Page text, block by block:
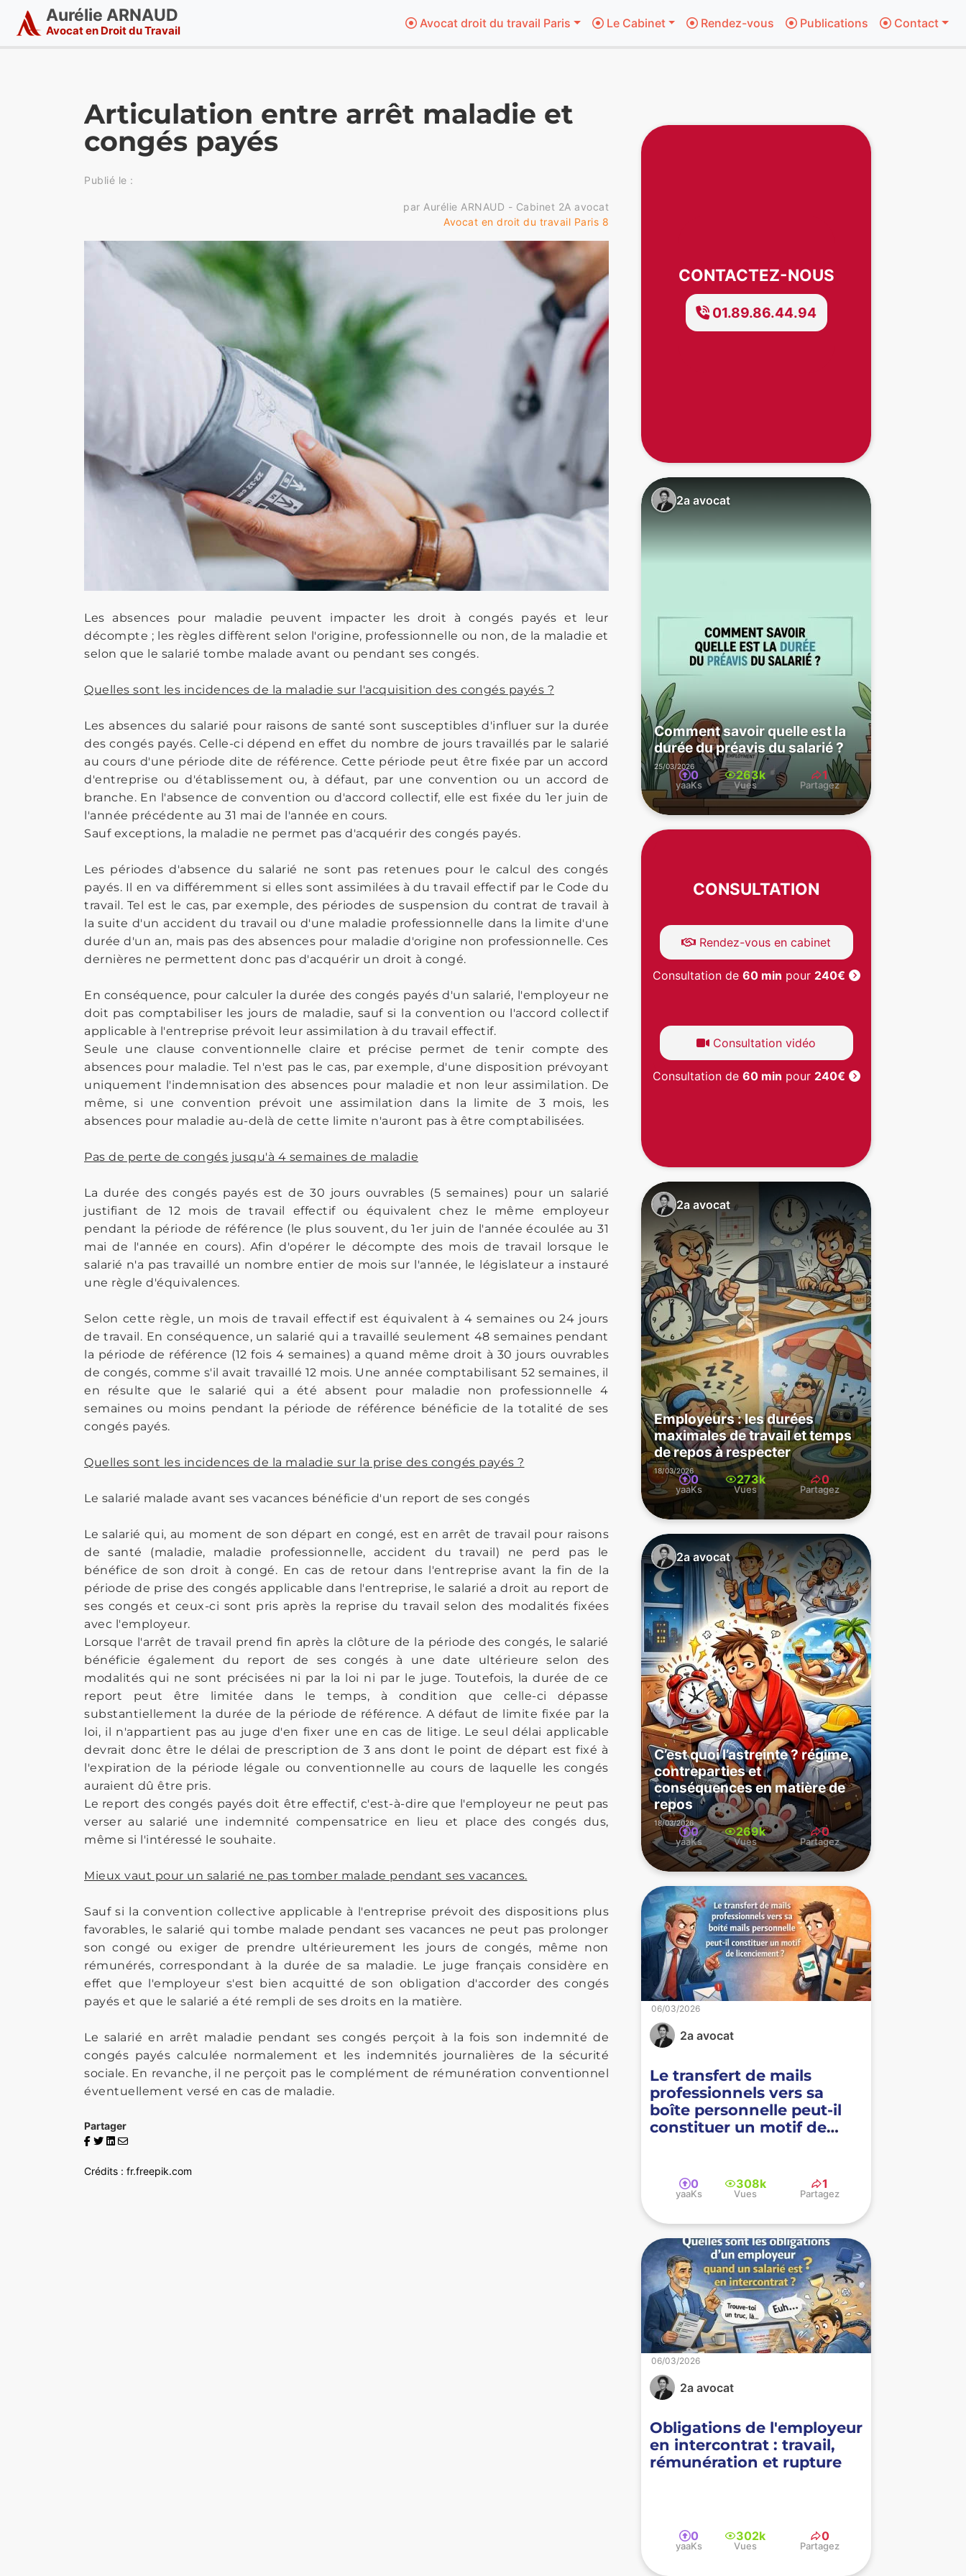
Aurélie ARNAUD
Avocat en Droit du Travail
Avocat droit du travail Paris Le Cabinet Rendez-vous Publications Contact
Articulation entre arrêt maladie et
congés payés
Publié le :
par Aurélie ARNAUD - Cabinet 2A avocat
Avocat en droit du travail Paris 8
Les absences pour maladie peuvent impacter les droit à congés payés et leur
décompte ; les règles diffèrent selon l'origine, professionnelle ou non, de la maladie et
selon que le salarié tombe malade avant ou pendant ses congés.
Quelles sont les incidences de la maladie sur l'acquisition des congés payés ?
Les absences du salarié pour raisons de santé sont susceptibles d'influer sur la durée
des congés payés. Celle-ci dépend en effet du nombre de jours travaillés par le salarié
au cours d'une période dite de référence. Cette période peut être fixée par un accord
d'entreprise ou d'établissement ou, à défaut, par une convention ou un accord de
branche. En l'absence de convention ou d'accord collectif, elle est fixée du 1er juin de
l'année précédente au 31 mai de l'année en cours.
Sauf exceptions, la maladie ne permet pas d'acquérir des congés payés.
Les périodes d'absence du salarié ne sont pas retenues pour le calcul des congés
payés. Il en va différemment si elles sont assimilées à du travail effectif par le Code du
travail. Tel est le cas, par exemple, des périodes de suspension du contrat de travail à
la suite d'un accident du travail ou d'une maladie professionnelle dans la limite d'une
durée d'un an, mais pas des absences pour maladie d'origine non professionnelle. Ces
dernières ne permettent donc pas d'acquérir un droit à congé.
En conséquence, pour calculer la durée des congés payés d'un salarié, l'employeur ne
doit pas comptabiliser les jours de maladie, sauf si la convention ou l'accord collectif
applicable à l'entreprise prévoit leur assimilation à du travail effectif.
Seule une clause conventionnelle claire et précise permet de tenir compte des
absences pour maladie. Tel n'est pas le cas, par exemple, d'une disposition prévoyant
uniquement l'indemnisation des absences pour maladie et non leur assimilation. De
même, si une convention prévoit une assimilation dans la limite de 3 mois, les
absences pour maladie au-delà de cette limite n'auront pas à être comptabilisées.
Pas de perte de congés jusqu'à 4 semaines de maladie
La durée des congés payés est de 30 jours ouvrables (5 semaines) pour un salarié
justifiant de 12 mois de travail effectif ou équivalent chez le même employeur
pendant la période de référence (le plus souvent, du 1er juin de l'année écoulée au 31
mai de l'année en cours). Afin d'opérer le décompte des mois de travail lorsque le
salarié n'a pas travaillé un nombre entier de mois sur l'année, le législateur a instauré
une règle d'équivalences.
Selon cette règle, un mois de travail effectif est équivalent à 4 semaines ou 24 jours
de travail. En conséquence, un salarié qui a travaillé seulement 48 semaines pendant
la période de référence (12 fois 4 semaines) a quand même droit à 30 jours ouvrables
de congés, comme s'il avait travaillé 12 mois. Une année comptabilisant 52 semaines, il
en résulte que le salarié qui a été absent pour maladie non professionnelle 4
semaines ou moins pendant la période de référence bénéficie de la totalité de ses
congés payés.
Quelles sont les incidences de la maladie sur la prise des congés payés ?
Le salarié malade avant ses vacances bénéficie d'un report de ses congés
Le salarié qui, au moment de son départ en congé, est en arrêt de travail pour raisons
de santé (maladie, maladie professionnelle, accident du travail) ne perd pas le
bénéfice de son droit à congé. En cas de retour dans l'entreprise avant la fin de la
période de prise des congés applicable dans l'entreprise, le salarié a droit au report de
ses congés et ceux-ci sont pris après la reprise du travail selon des modalités fixées
avec l'employeur.
Lorsque l'arrêt de travail prend fin après la clôture de la période des congés, le salarié
bénéficie également du report de ses congés à une date ultérieure selon des
modalités qui ne sont précisées ni par la loi ni par le juge. Toutefois, la durée de ce
report peut être limitée dans le temps, à condition que celle-ci dépasse
substantiellement la durée de la période de référence. A défaut de limite fixée par la
loi, il n'appartient pas au juge d'en fixer une en cas de litige. Le seul délai applicable
devrait donc être le délai de prescription de 3 ans dont le point de départ est fixé à
l'expiration de la période légale ou conventionnelle au cours de laquelle les congés
auraient dû être pris.
Le report des congés payés doit être effectif, c'est-à-dire que l'employeur ne peut pas
verser au salarié une indemnité compensatrice en lieu et place des congés dus,
même si l'intéressé le souhaite.
Mieux vaut pour un salarié ne pas tomber malade pendant ses vacances.
Sauf si la convention collective applicable à l'entreprise prévoit des dispositions plus
favorables, le salarié qui tombe malade pendant ses vacances ne peut pas prolonger
son congé ou exiger de prendre ultérieurement les jours de congés, même non
rémunérés, correspondant à la durée de sa maladie. Le juge français considère en
effet que l'employeur s'est bien acquitté de son obligation d'accorder des congés
payés et que le salarié a été rempli de ses droits en la matière.
Le salarié en arrêt maladie pendant ses congés perçoit à la fois son indemnité de
congés payés calculée normalement et les indemnités journalières de la sécurité
sociale. En revanche, il ne perçoit pas le complément de rémunération conventionnel
éventuellement versé en cas de maladie.
Partager
Crédits : fr.freepik.com
CONTACTEZ-NOUS
01.89.86.44.94
25/03/2026
2a avocat
Comment savoir quelle est la
durée du préavis du salarié ?
0
yaaKs
263k
Vues
1
Partagez
CONSULTATION
Rendez-vous en cabinet
Consultation de 60 min pour 240€
Consultation vidéo
Consultation de 60 min pour 240€
18/03/2026
2a avocat
Employeurs : les durées
maximales de travail et temps
de repos à respecter
0
yaaKs
273k
Vues
0
Partagez
18/03/2026
2a avocat
C’est quoi l’astreinte ? régime,
contreparties et
conséquences en matière de
repos
0
yaaKs
269k
Vues
0
Partagez
2a avocat
Le transfert de mails
professionnels vers sa
boîte personnelle peut-il
constituer un motif de
06/03/2026
0
yaaKs
308k
Vues
1
Partagez
2a avocat
Obligations de l'employeur
en intercontrat : travail,
rémunération et rupture
06/03/2026
0
yaaKs
302k
Vues
0
Partagez